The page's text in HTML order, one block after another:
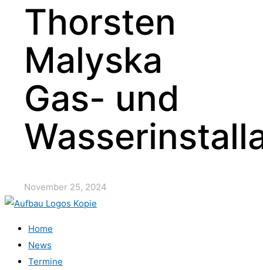
Thorsten
Malyska
Gas- und
November 25, 2024
Home
News
Termine